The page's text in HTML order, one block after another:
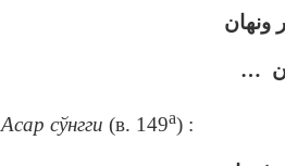
…
Асар сўнгги (в. 149а) :